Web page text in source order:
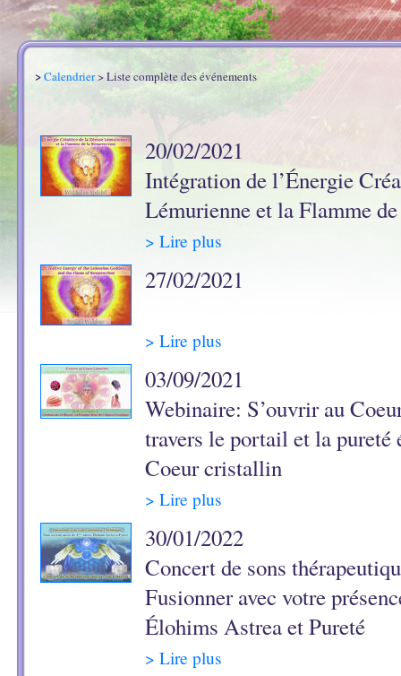
>Calendrier> Liste complète des événements
20/02/2021
Intégration de l’Énergie
Lémurienne et la Flamme
> Lire plus
27/02/2021
> Lire plus
03/09/2021
Webinaire: S’ouvrir au
travers le portail et la pureté
Coeur cristallin
> Lire plus
30/01/2022
Concert de sons
Fusionner avec votre
Élohims Astrea et Pureté
> Lire plus